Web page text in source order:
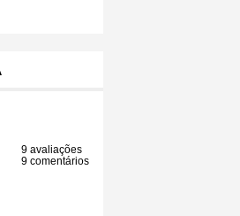
9 avaliações
9 comentários